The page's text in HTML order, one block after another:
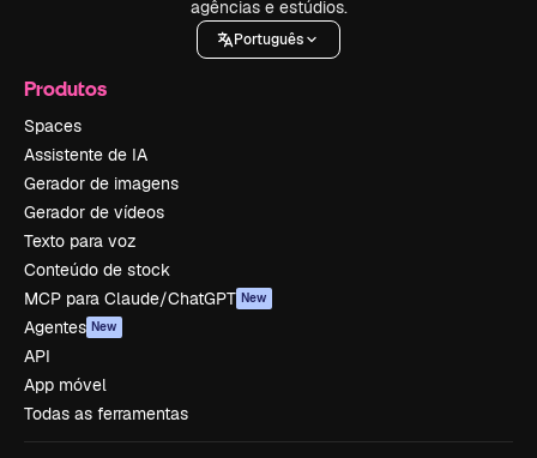
agências e estúdios.
Português
Produtos
Spaces
Assistente de IA
Gerador de imagens
Gerador de vídeos
Texto para voz
Conteúdo de stock
MCP para Claude/ChatGPT New
Agentes New
API
App móvel
Todas as ferramentas